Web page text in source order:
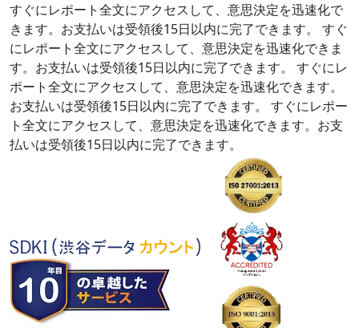
すぐにレポート全文にアクセスして、意思決定を迅速化で
きます。お支払いは受領後15日以内に完了できます。
すぐ
にレポート全文にアクセスして、意思決定を迅速化できま
す。お支払いは受領後15日以内に完了できます。
すぐにレ
ポート全文にアクセスして、意思決定を迅速化できます。
お支払いは受領後15日以内に完了できます。
すぐにレポー
ト全文にアクセスして、意思決定を迅速化できます。お支
払いは受領後15日以内に完了できます。